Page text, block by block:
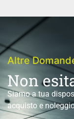
Altre
Non
Siamo a tua
acquisto e